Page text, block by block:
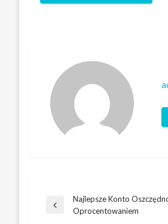
Nawigacja
Poprzedni
Najlepsze Konto
Oprocentowaniem